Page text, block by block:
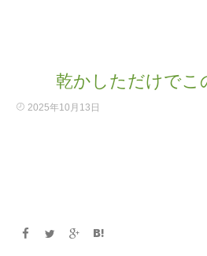
乾かしただけでこ
2025年10月13日